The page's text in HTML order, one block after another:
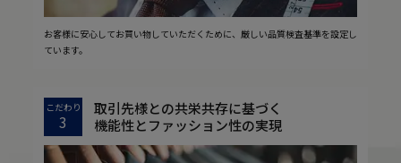
お客様に安心してお買い物していただくために、厳しい品質検査基準を設定し
ています。
こだわり
3
取引先様との共栄共存に基づく
機能性とファッション性の実現